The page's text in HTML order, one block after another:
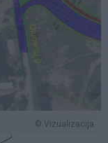
© Vizualizacija